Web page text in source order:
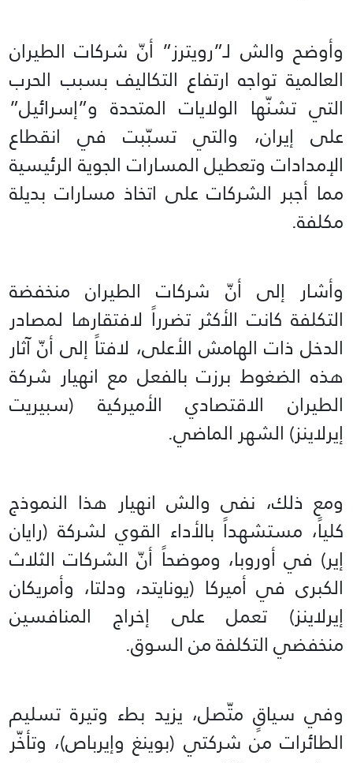
وأوضح والش لـ”رويترز” أنّ شركات الطيران
العالمية تواجه ارتفاع التكاليف بسبب الحرب
التي تشنّها الولايات المتحدة و”إسرائيل”
على إيران، والتي تسبّبت في انقطاع
الإمدادات وتعطيل المسارات الجوية الرئيسية
مما أجبر الشركات على اتخاذ مسارات بديلة
مكلفة.
وأشار إلى أنّ شركات الطيران منخفضة
التكلفة كانت الأكثر تضرراً لافتقارها لمصادر
الدخل ذات الهامش الأعلى، لافتاً إلى أنّ آثار
هذه الضغوط برزت بالفعل مع انهيار شركة
الطيران الاقتصادي الأميركية (سبيريت
إيرلاينز) الشهر الماضي.
ومع ذلك، نفى والش انهيار هذا النموذج
كلياً، مستشهداً بالأداء القوي لشركة (رايان
إير) في أوروبا، وموضحاً أنّ الشركات الثلاث
الكبرى في أميركا (يونايتد، ودلتا، وأمريكان
إيرلاينز) تعمل على إخراج المنافسين
منخفضي التكلفة من السوق.
وفي سياقٍ متّصل، يزيد بطء وتيرة تسليم
الطائرات من شركتي (بوينغ وإيرباص)، وتأخّر